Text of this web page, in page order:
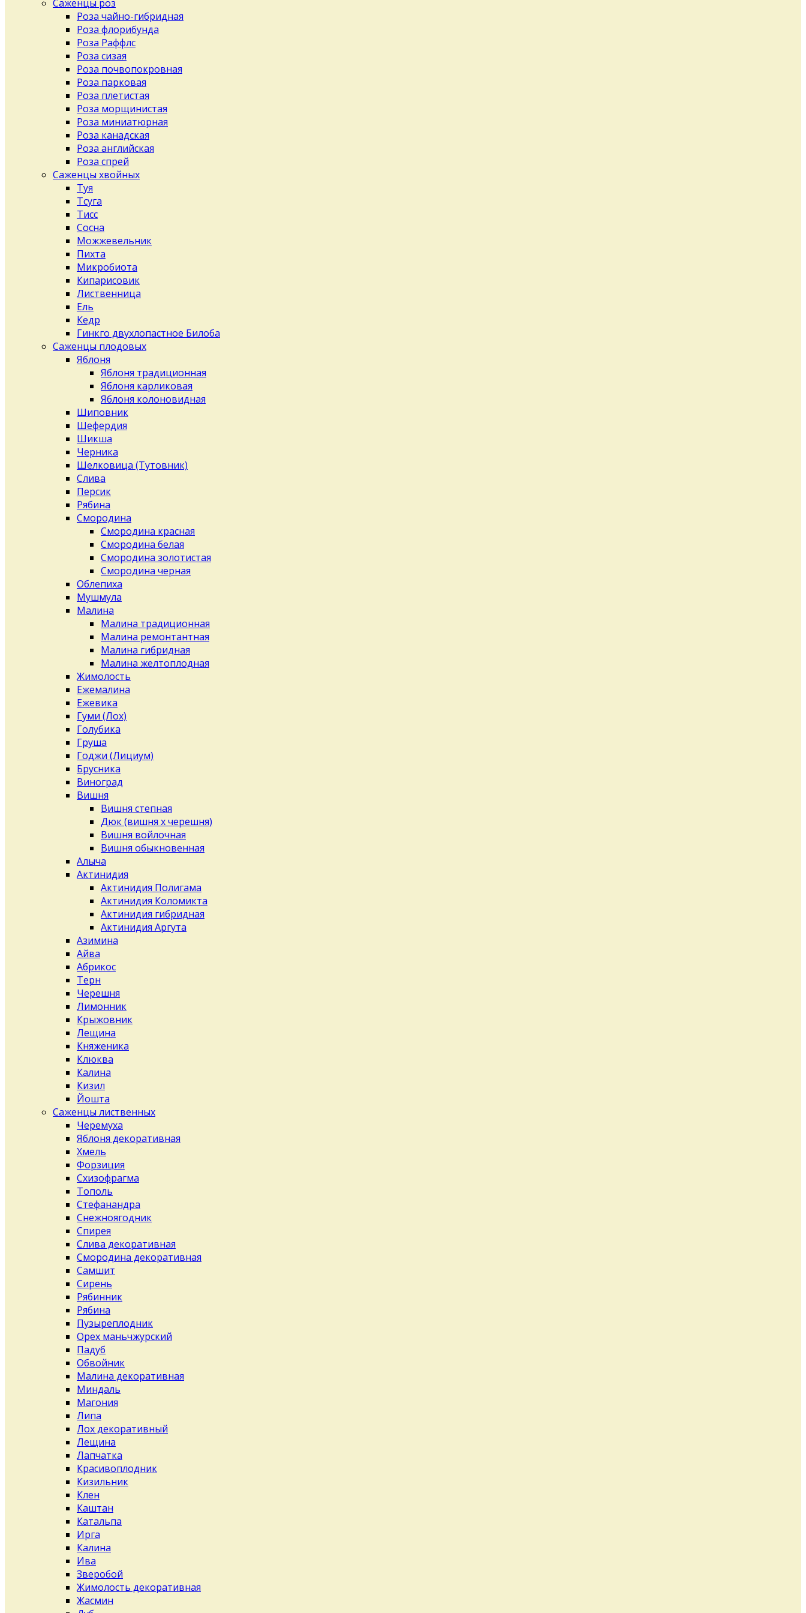
Саженцы роз
Роза чайно-гибридная
Роза флорибунда
Роза Раффлс
Роза сизая
Роза почвопокровная
Роза парковая
Роза плетистая
Роза морщинистая
Роза миниатюрная
Роза канадская
Роза английская
Роза спрей
Саженцы хвойных
Туя
Тсуга
Тисс
Сосна
Можжевельник
Пихта
Микробиота
Кипарисовик
Лиственница
Ель
Кедр
Гинкго двухлопастное Билоба
Саженцы плодовых
Яблоня
Яблоня традиционная
Яблоня карликовая
Яблоня колоновидная
Шиповник
Шефердия
Шикша
Черника
Шелковица (Тутовник)
Слива
Персик
Рябина
Смородина
Смородина красная
Смородина белая
Смородина золотистая
Смородина черная
Облепиха
Мушмула
Малина
Малина традиционная
Малина ремонтантная
Малина гибридная
Малина желтоплодная
Жимолость
Ежемалина
Ежевика
Гуми (Лох)
Голубика
Груша
Годжи (Лициум)
Брусника
Виноград
Вишня
Вишня степная
Дюк (вишня х черешня)
Вишня войлочная
Вишня обыкновенная
Алыча
Актинидия
Актинидия Полигама
Актинидия Коломикта
Актинидия гибридная
Актинидия Аргута
Азимина
Айва
Абрикос
Терн
Черешня
Лимонник
Крыжовник
Лещина
Княженика
Клюква
Калина
Кизил
Йошта
Саженцы лиственных
Черемуха
Яблоня декоративная
Хмель
Форзиция
Схизофрагма
Тополь
Стефанандра
Снежноягодник
Спирея
Слива декоративная
Смородина декоративная
Самшит
Сирень
Рябинник
Рябина
Пузыреплодник
Орех маньчжурский
Падуб
Обвойник
Малина декоративная
Миндаль
Магония
Липа
Лох декоративный
Лещина
Лапчатка
Красивоплодник
Кизильник
Клен
Каштан
Катальпа
Ирга
Калина
Ива
Зверобой
Жимолость декоративная
Жасмин